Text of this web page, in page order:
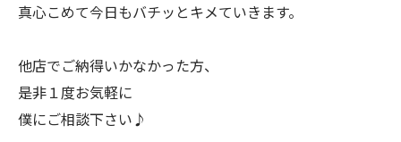
真心こめて今日もバチッとキメていきます。
他店でご納得いかなかった方、
是非１度お気軽に
僕にご相談下さい♪